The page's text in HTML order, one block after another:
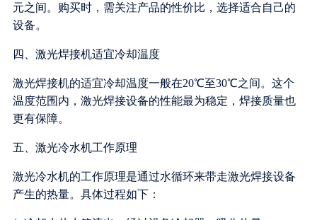
元之间。购买时，需关注产品的性价比，选择适合自己的
设备。
四、激光焊接机适宜冷却温度
激光焊接机的适宜冷却温度一般在20℃至30℃之间。这个
温度范围内，激光焊接设备的性能最为稳定，焊接质量也
更有保障。
五、激光冷水机工作原理
激光冷水机的工作原理是通过水循环来带走激光焊接设备
产生的热量。具体过程如下：